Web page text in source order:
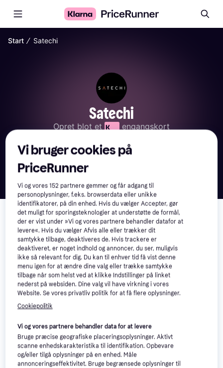
Start ∕ Satechi
Satechi
Opret blot et
engangskort
Betal med Klarna
Her har vi samlet alle produkter fra Satechi fra forskellige
kategorier.
Se også aktuelle Satechi tilbud og priser »
Filtrér Sorter efter Popularitet
Vi bruger cookies på
PriceRunner
Vi og vores152 partnere gemmer og får adgang til
personoplysninger, f.eks. browserdata eller unikke
identifikatorer, på din enhed. Hvis du vælger Accepter, gør
det muligt for sporingsteknologier at understøtte de formål,
der er vist under »Vi og vores partnere behandler datafor at
levere«. Hvis du vælger Afvis alle eller trækker dit
samtykke tilbage, deaktiveres de. Hvis trackere er
deaktiveret, er noget indhold og annoncer, du ser, muligvis
ikke så relevant for dig. Du kan til enhver tid få vist denne
menu igen for at ændre dine valg eller trække samtykke
tilbage når som helst ved at klikke Indstillinger på linket
nederst på websiden. Dine valg vil have virkning i vores
Website. Se vores privatliv politik for at få flere oplysninger.
Cookiepolitik
Vi og vores partnere behandler data for at levere
Bruge præcise geografiske placeringsoplysninger. Aktivt
scanne enhedskarakteristika til identifikation. Opbevare
og/eller tilgå oplysninger på en enhed. Måle
annonceringseffektivitet. Bruge begrænsede oplysninger til